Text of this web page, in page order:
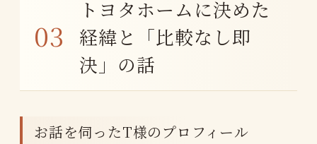
トヨタホームに決めた
経緯と「比較なし即
決」の話
お話を伺ったT様のプロフィール